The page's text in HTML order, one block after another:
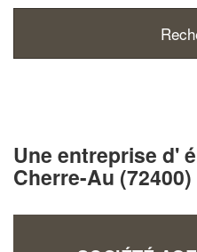
Une entreprise d'
Cherre-Au (72400)